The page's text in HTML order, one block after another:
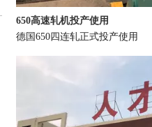
650高速轧机投产使用
德国650四连轧正式投产使用